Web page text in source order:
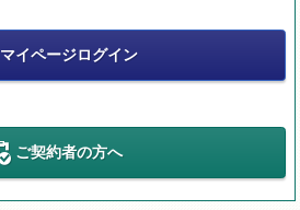
マイページログイン
ご契約者の方へ